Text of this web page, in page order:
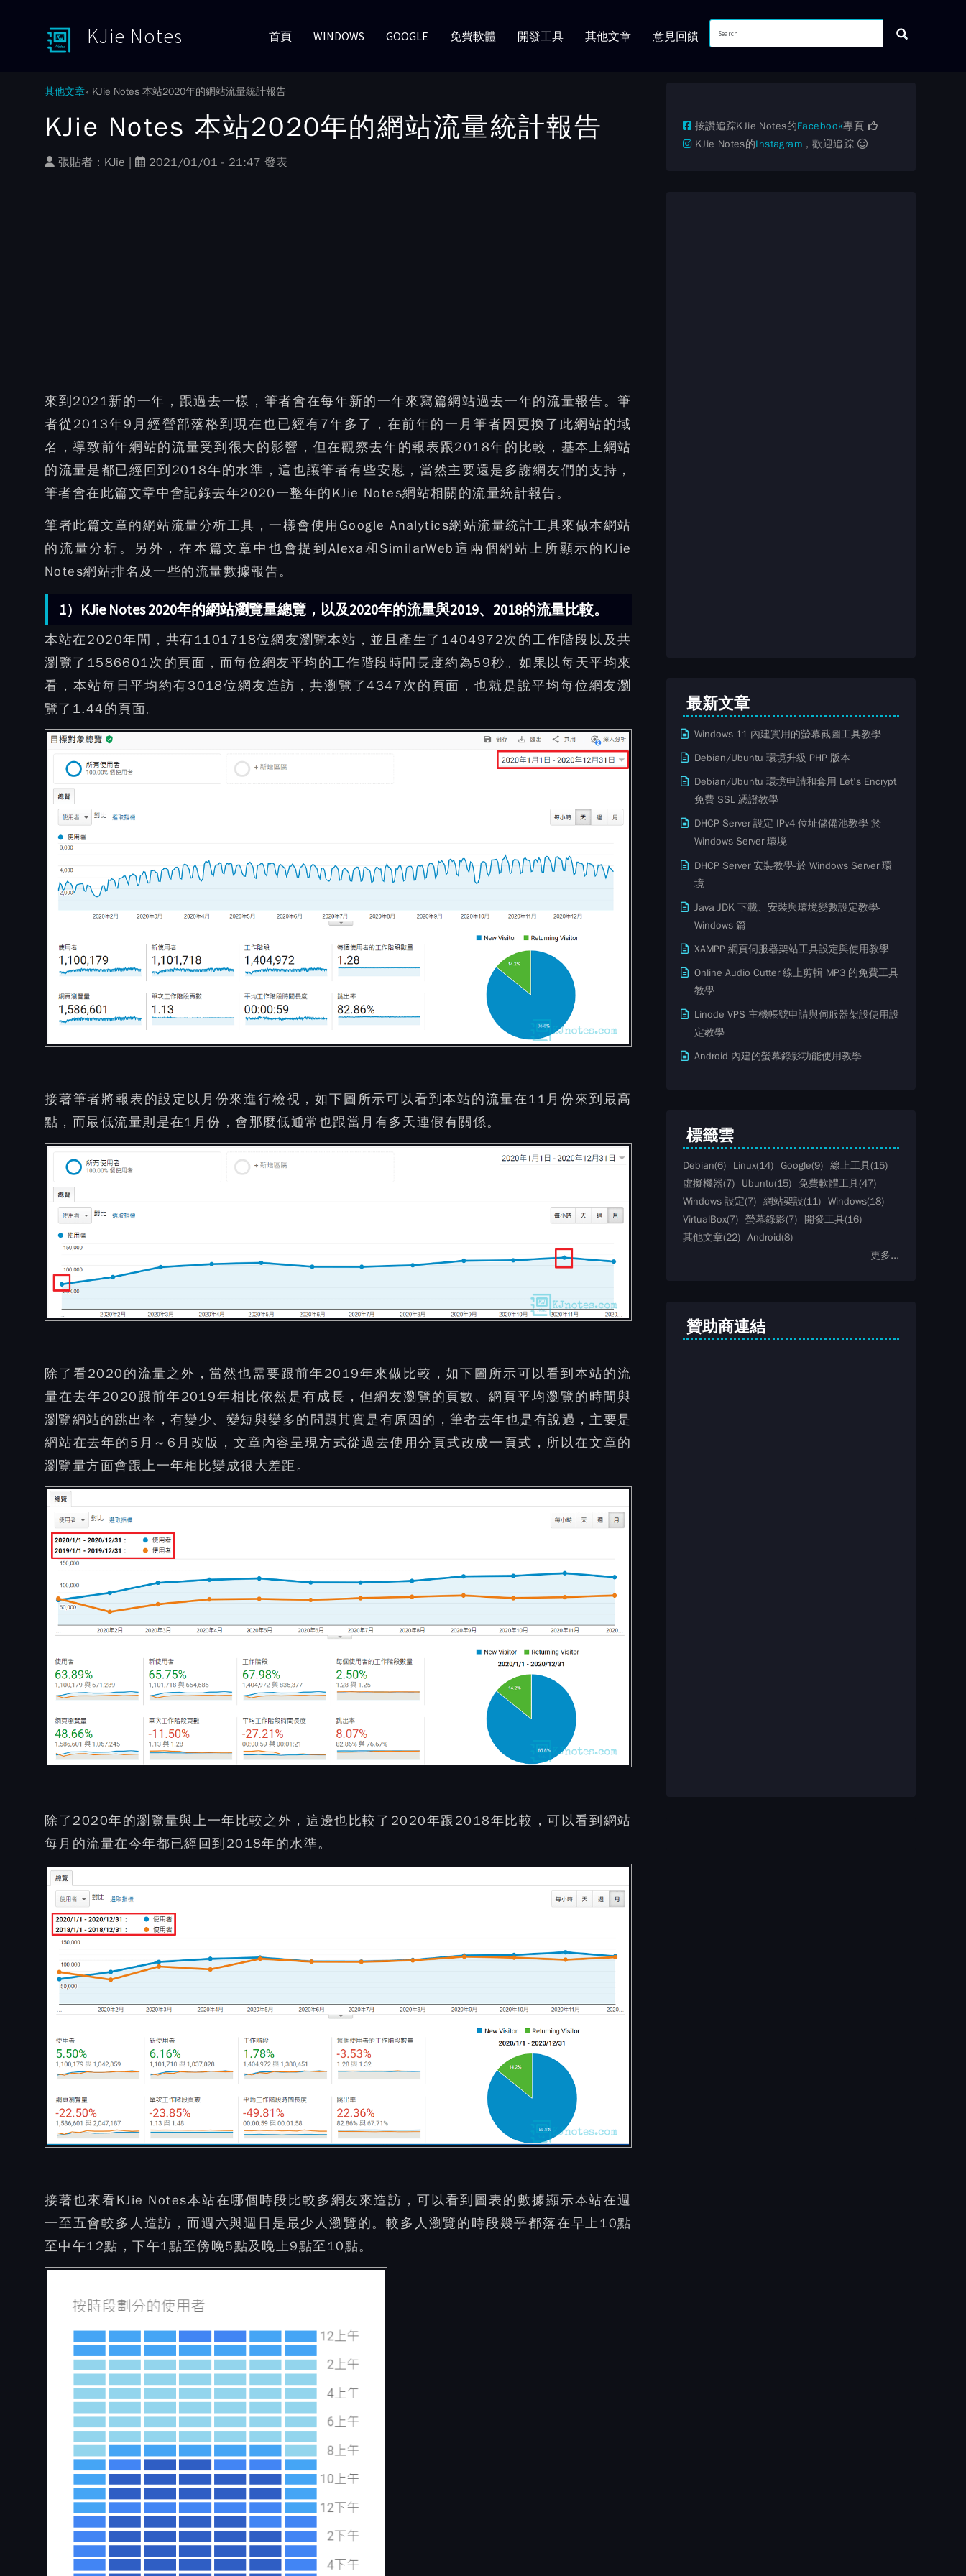
KJie Notes 首頁 WINDOWS GOOGLE 免費軟體 開發工具 其他文章 意見回饋
其他文章 KJie Notes 本站2020年的網站流量統計報告
KJie Notes 本站2020年的網站流量統計報告
張貼者： KJie 2021/01/01 - 21:47 發表
來到2021新的一年，跟過去一樣，筆者會在每年新的一年來寫篇網站過去一年的流量報告。筆
者從2013年9月經營部落格到現在也已經有7年多了，在前年的一月筆者因更換了此網站的域
名，導致前年網站的流量受到很大的影響，但在觀察去年的報表跟2018年的比較，基本上網站
的流量是都已經回到2018年的水準，這也讓筆者有些安慰，當然主要還是多謝網友們的支持，
筆者會在此篇文章中會記錄去年2020一整年的KJie Notes網站相關的流量統計報告。
筆者此篇文章的網站流量分析工具，一樣會使用Google Analytics網站流量統計工具來做本網站
的流量分析。另外，在本篇文章中也會提到Alexa和SimilarWeb這兩個網站上所顯示的KJie
Notes網站排名及一些的流量數據報告。
1）KJie Notes 2020年的網站瀏覽量總覽，以及2020年的流量與2019、2018的流量比較。
本站在2020年間，共有1101718位網友瀏覽本站，並且產生了1404972次的工作階段以及共
瀏覽了1586601次的頁面，而每位網友平均的工作階段時間長度約為59秒。如果以每天平均來
看，本站每日平均約有3018位網友造訪，共瀏覽了4347次的頁面，也就是說平均每位網友瀏
覽了1.44的頁面。
接著筆者將報表的設定以月份來進行檢視，如下圖所示可以看到本站的流量在11月份來到最高
點，而最低流量則是在1月份，會那麼低通常也跟當月有多天連假有關係。
除了看2020的流量之外，當然也需要跟前年2019年來做比較，如下圖所示可以看到本站的流
量在去年2020跟前年2019年相比依然是有成長，但網友瀏覽的頁數、網頁平均瀏覽的時間與
瀏覽網站的跳出率，有變少、變短與變多的問題其實是有原因的，筆者去年也是有說過，主要是
網站在去年的5月～6月改版，文章內容呈現方式從過去使用分頁式改成一頁式，所以在文章的
瀏覽量方面會跟上一年相比變成很大差距。
除了2020年的瀏覽量與上一年比較之外，這邊也比較了2020年跟2018年比較，可以看到網站
每月的流量在今年都已經回到2018年的水準。
接著也來看KJie Notes本站在哪個時段比較多網友來造訪，可以看到圖表的數據顯示本站在週
一至五會較多人造訪，而週六與週日是最少人瀏覽的。較多人瀏覽的時段幾乎都落在早上10點
至中午12點，下午1點至傍晚5點及晚上9點至10點。
按讚追踪KJie Notes的Facebook專頁
KJie Notes的Instagram ，歡迎追踪
最新文章
Windows 11 內建實用的螢幕截圖工具教學
Debian/Ubuntu 環境升級 PHP 版本
Debian/Ubuntu 環境申請和套用 Let's Encrypt
免費​ SSL ​​憑證教學
DHCP Server 設定 IPv4 位址儲備池教學-於
Windows Server 環境
DHCP Server 安裝教學-於 Windows Server 環
境
Java JDK 下載、安裝與環境變數設定教學-
Windows 篇
XAMPP 網頁伺服器架站工具設定與使用教學
Online Audio Cutter 線上剪輯 MP3 的免費工具
教學
Linode VPS 主機帳號申請與伺服器架設使用設
定教學
Android 內建的螢幕錄影功能使用教學
標籤雲
Debian(6) Linux(14) Google(9) 線上工具(15)
虛擬機器(7) Ubuntu(15) 免費軟體工具(47)
Windows 設定(7) 網站架設(11) Windows(18)
VirtualBox(7) 螢幕錄影(7) 開發工具(16)
其他文章(22) Android(8)
更多...
贊助商連結